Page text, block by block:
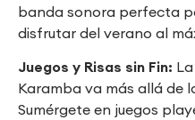
banda sonora perfecta
disfrutar del verano al
Juegos y Risas sin Fin:
Karamba va más allá de
Sumérgete en juegos